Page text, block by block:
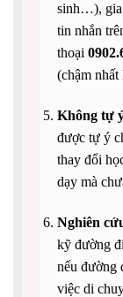
sinh…), gia
tin nhắn
thoại
(chậm nhất
Không tự
được tự ý
thay đổi
dạy mà
Nghiên
kỹ đường
nếu đường
việc di